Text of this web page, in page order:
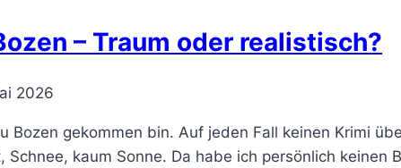
– Traum oder realistisch?
2026
Bozen gekommen bin. Auf jeden Fall keinen Krimi
Schnee, kaum Sonne. Da habe ich persönlich keinen